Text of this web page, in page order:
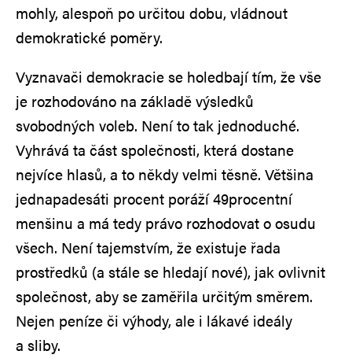
mohly, alespoň po určitou dobu, vládnout
demokratické poměry.
Vyznavači demokracie se holedbají tím, že vše
je rozhodováno na základě výsledků
svobodných voleb. Není to tak jednoduché.
Vyhrává ta část společnosti, která dostane
nejvíce hlasů, a to někdy velmi těsně. Většina
jednapadesáti procent poráží 49procentní
menšinu a má tedy právo rozhodovat o osudu
všech. Není tajemstvím, že existuje řada
prostředků (a stále se hledají nové), jak ovlivnit
společnost, aby se zaměřila určitým směrem.
Nejen peníze či výhody, ale i lákavé ideály
a sliby.